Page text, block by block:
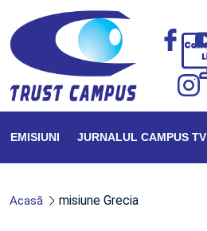
EMISIUNI JURNALUL CAMPUS TV
Acasă misiune Grecia